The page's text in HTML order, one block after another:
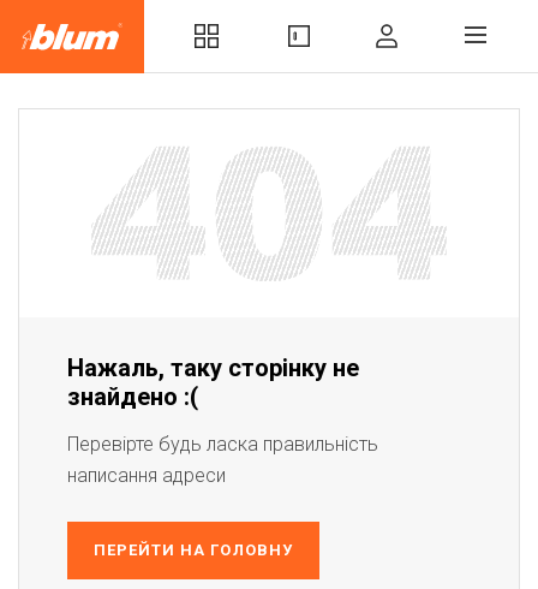
Нажаль, таку сторінку не
знайдено :(
Перевірте будь ласка правильність
написання адреси
ПЕРЕЙТИ НА ГОЛОВНУ